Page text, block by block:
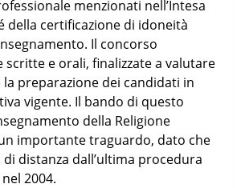
menzionati nell’Intesa
della certificazione di idoneità
Il concorso
scritte e orali, finalizzate a valutare
la preparazione dei candidati in
vigente. Il bando di questo
della Religione
importante traguardo, dato che
di distanza dall’ultima procedura
2004.